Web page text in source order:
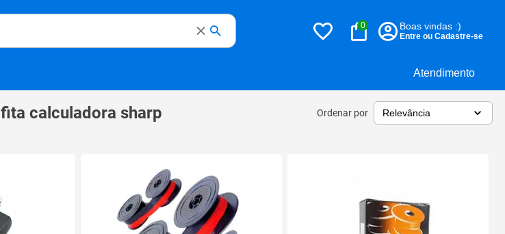
Atendimento
0 Boas vindas :)
Entre ou Cadastre-se
fita calculadora sharp Ordenar por